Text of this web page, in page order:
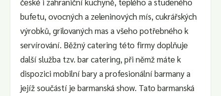
bufetu, ovocných a zeleninových mís, cukrářských
výrobků, grilovaných mas a všeho potřebného k
servírování. Běžný catering této firmy doplňuje
další služba tzv. bar catering, při němž máte k
dispozici mobilní bary a profesionální barmany a
jejíž součástí je barmanská show. Tato barmanská